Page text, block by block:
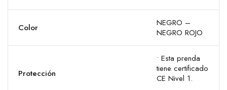
Color
NEGRO –
NEGRO ROJO
Protección
• Esta prenda
tiene certificado
CE Nivel 1.